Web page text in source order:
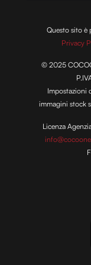
Utilizziamo i
annunci, per
analizzare il
informazioni sul
nostri partner che
pubblicità e
raccolto dal tuo
Questo sito è
Privacy
© 2025
Impostazioni
immagini stock
Licenza